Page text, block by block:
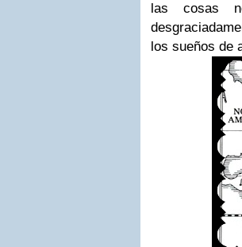
las cosas
los sueños de